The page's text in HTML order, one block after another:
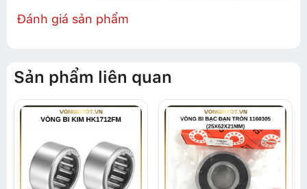
Đánh giá sản phẩm
Sản phẩm liên quan